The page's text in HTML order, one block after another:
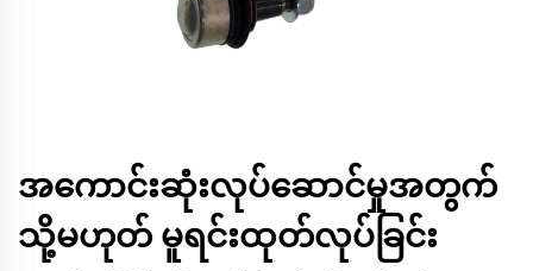
အကောင်းဆုံးလုပ်ဆောင်မှုအတွက်
သို့မဟုတ် မူရင်းထုတ်လုပ်ခြင်း